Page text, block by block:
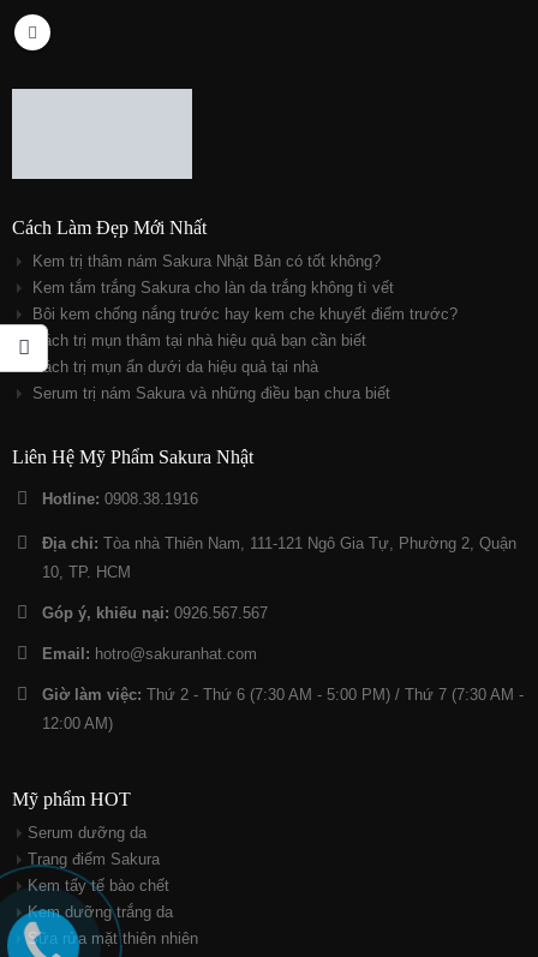
Cách Làm Đẹp Mới Nhất
Kem trị thâm nám Sakura Nhật Bản có tốt không?
Kem tắm trắng Sakura cho làn da trắng không tì vết
Bôi kem chống nắng trước hay kem che khuyết điểm trước?
Cách trị mụn thâm tại nhà hiệu quả bạn cần biết
Cách trị mụn ẩn dưới da hiệu quả tại nhà
Serum trị nám Sakura và những điều bạn chưa biết
Liên Hệ Mỹ Phẩm Sakura Nhật
Hotline: 0908.38.1916
Địa chỉ:
Tòa nhà Thiên Nam, 111-121 Ngô Gia Tự, Phường 2, Quận
10, TP. HCM
Góp ý, khiếu nại: 0926.567.567
Email: hotro@sakuranhat.com
Giờ làm việc:
Thứ 2 - Thứ 6 (7:30 AM - 5:00 PM) / Thứ 7 (7:30 AM -
12:00 AM)
Mỹ phẩm HOT
Serum dưỡng da
Trang điểm Sakura
Kem tẩy tế bào chết
Kem dưỡng trắng da
Sữa rửa mặt thiên nhiên